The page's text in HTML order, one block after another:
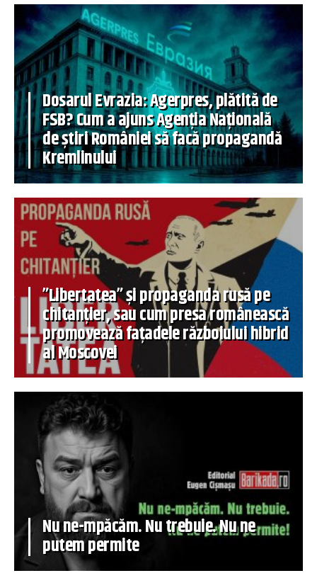
Dosarul Evrazia: Agerpres, plătită de
FSB? Cum a ajuns Agenția Națională
de știri României să facă propagandă
Kremlinului
”Libertatea” și propaganda rusă pe
chitanțier, sau cum presa românească
promovează fațadele războiului hibrid
al Moscovei
Nu ne-mpăcăm. Nu trebuie. Nu ne
putem permite